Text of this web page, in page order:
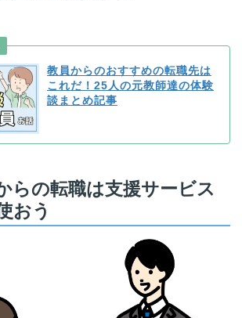
教員からのおすすめの転職先は
これだ！25人の元教師達の体験
談まとめ記事
らの転職は支援サービス
おう